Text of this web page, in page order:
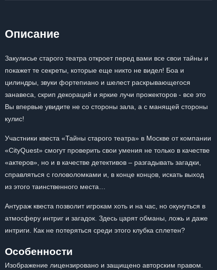
Описание
Закулисье старого театра откроет перед вами все свои тайны и
покажет те секреты, которые еще никто не видел! Боа и
цилиндры, звуки фортепиано и шелест раскрывающегося
занавеса, скрип декораций и яркие лучи прожекторов - все это
Вы впервые увидите не со стороны зала, а с манящей стороны
кулис!
Участники квеста «Тайны старого театра» в Москве от компании
«CityQuest» смогут проверить свои умения не только в качестве
«актеров», но и в качестве детективов – разгадывать загадки,
справляться с головоломками и, в конце концов, искать выход
из этого таинственного места…
Антураж квеста позволит игрокам хоть и на час, но окунуться в
атмосферу интриг и загадок. Здесь царят обманы, ложь и даже
интриги. Как не потеряться среди этого клубка сплетен?
Особенности
Изображение лицензировано и защищено авторским правом.